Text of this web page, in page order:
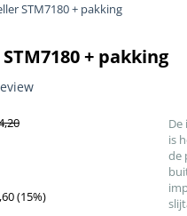
STM7180 + pakking
+ pakking
De
is
de
(15%)